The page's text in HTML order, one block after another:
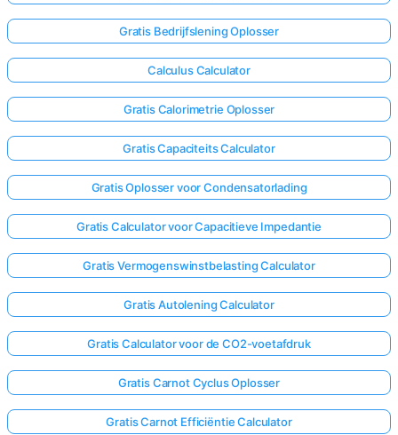
Gratis Bedrijfslening Oplosser
Calculus Calculator
Gratis Calorimetrie Oplosser
Gratis Capaciteits Calculator
Gratis Oplosser voor Condensatorlading
Gratis Calculator voor Capacitieve Impedantie
Gratis Vermogenswinstbelasting Calculator
Gratis Autolening Calculator
Gratis Calculator voor de CO2-voetafdruk
Gratis Carnot Cyclus Oplosser
Gratis Carnot Efficiëntie Calculator